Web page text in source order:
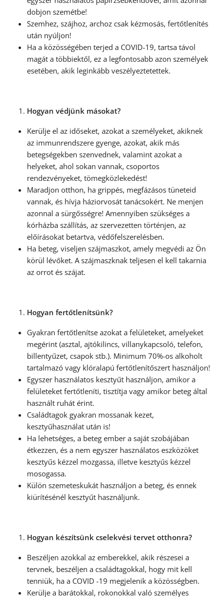
dobjon szemétbe!
Szemhez, szájhoz, archoz csak kézmosás, fertőtlenítés
után nyúljon!
Ha a közösségében terjed a COVID-19, tartsa távol
magát a többiektől, ez a legfontosabb azon személyek
esetében, akik leginkább veszélyeztetettek.
Hogyan védjünk másokat?
Kerülje el az időseket, azokat a személyeket, akiknek
az immunrendszere gyenge, azokat, akik más
betegségekben szenvednek, valamint azokat a
helyeket, ahol sokan vannak, csoportos
rendezvényeket, tömegközlekedést!
Maradjon otthon, ha grippés, megfázásos tüneteid
vannak, és hívja háziorvosát tanácsokért. Ne menjen
azonnal a sürgősségre! Amennyiben szükséges a
kórházba szállítás, az szervezetten történjen, az
előírásokat betartva, védőfelszerelésben.
Ha beteg, viseljen szájmaszkot, amely megvédi az Ön
körül lévőket. A szájmaszknak teljesen el kell takarnia
az orrot és szájat.
Hogyan fertőtlenítsünk?
Gyakran fertőtlenítse azokat a felületeket, amelyeket
megérint (asztal, ajtókilincs, villanykapcsoló, telefon,
billentyűzet, csapok stb.). Minimum 70%-os alkoholt
tartalmazó vagy klóralapú fertőtlenítőszert használjon!
Egyszer használatos kesztyűt használjon, amikor a
felületeket fertőtleníti, tisztítja vagy amikor beteg által
használt ruhát érint.
Családtagok gyakran mossanak kezet,
kesztyűhasználat után is!
Ha lehetséges, a beteg ember a saját szobájában
étkezzen, és a nem egyszer használatos eszközöket
kesztyűs kézzel mozgassa, illetve kesztyűs kézzel
mosogassa.
Külön szemeteskukát használjon a beteg, és ennek
kiürítésénél kesztyűt használjunk.
Hogyan készítsünk cselekvési tervet otthonra?
Beszéljen azokkal az emberekkel, akik részesei a
tervnek, beszéljen a családtagokkal, hogy mit kell
tenniük, ha a COVID -19 megjelenik a közösségben.
Kerülje a barátokkal, rokonokkal való személyes